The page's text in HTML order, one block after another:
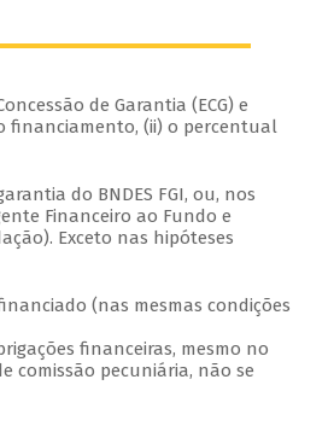
de Garantia (ECG) e
financiamento, (ii) o percentual
do BNDES FGI, ou, nos
Financeiro ao Fundo e
Exceto nas hipóteses
(nas mesmas condições
financeiras, mesmo no
comissão pecuniária, não se